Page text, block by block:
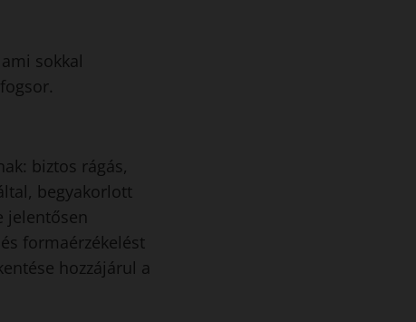
sokkal
biztos rágás,
begyakorlott
jelentősen
formaérzékelést
hozzájárul a